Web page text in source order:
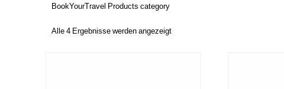
BookYourTravel Products category
Alle 4 Ergebnisse werden angezeigt